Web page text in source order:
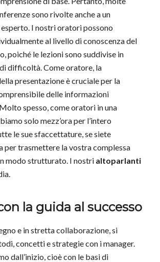
sono rivolte anche a un
I nostri oratori possono
al livello di conoscenza del
poiché le lezioni sono suddivise in
difficoltà. Come oratore, la
presentazione è cruciale per la
delle informazioni
spesso, come oratori in una
solo mezz’ora per l’intero
le sue sfaccettature, se siete
per trasmettere la vostra complessa
modo strutturato. I nostri altoparlanti
la guida al successo
e in stretta collaborazione, si
concetti e strategie con i manager.
dall’inizio, cioè con le basi di